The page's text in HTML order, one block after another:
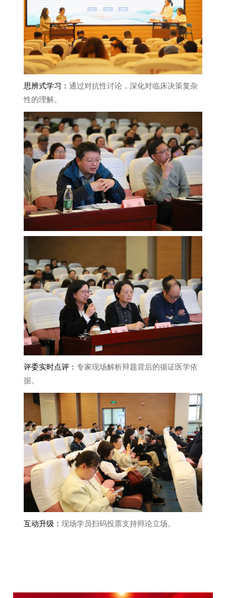
思辨式学习：通过对抗性讨论，深化对临床决策复杂
性的理解。
评委实时点评：专家现场解析辩题背后的循证医学依
据。
互动升级：现场学员扫码投票支持辩论立场。